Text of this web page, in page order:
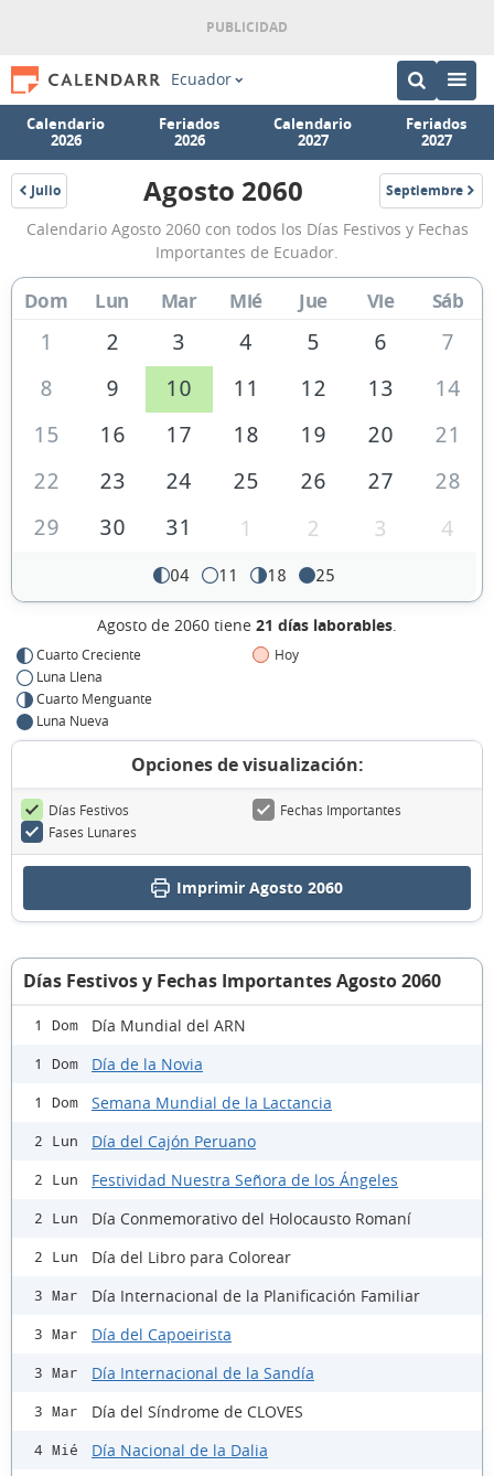
Ecuador
Calendario
2026
Feriados
2026
Calendario
2027
Feriados
2027
Julio
2060
Calendario
Agosto
2060
de
Ecuador
Agosto 2060 Septiembre
2060
Calendario Agosto 2060 con todos los Días Festivos y Fechas
Importantes de Ecuador.
Dom Lun Mar Mié Jue Vie Sáb
1 2 3 4 5 6
7
8
9 10 11 12 13
14
15
16 17 18 19 20
21
22
23 24 25 26 27
28
29
30 31 1 2 3 4
04 11 18 25
Agosto de 2060 tiene 21 días laborables.
Cuarto Creciente
Luna Llena
Cuarto Menguante
Luna Nueva
Hoy
Opciones de visualización:
Días Festivos
Fechas Importantes
Fases Lunares
Imprimir Agosto 2060
Días Festivos y Fechas Importantes Agosto 2060
1 Dom Día Mundial del ARN
1 Dom Día de la Novia
1 Dom Semana Mundial de la Lactancia
2 Lun Día del Cajón Peruano
2 Lun Festividad Nuestra Señora de los Ángeles
2 Lun Día Conmemorativo del Holocausto Romaní
2 Lun Día del Libro para Colorear
3 Mar Día Internacional de la Planificación Familiar
3 Mar Día del Capoeirista
3 Mar Día Internacional de la Sandía
3 Mar Día del Síndrome de CLOVES
4 Mié Día Nacional de la Dalia